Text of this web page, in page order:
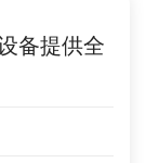
备提供全